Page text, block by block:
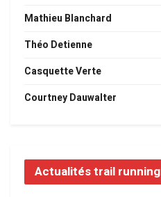
Mathieu Blanchard
Théo Detienne
Casquette Verte
Courtney Dauwalter
Actualités trail running